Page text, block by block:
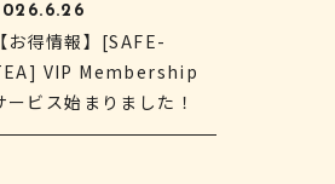
お得情報】[SAFE-
VIP Membership
ービス始まりました！